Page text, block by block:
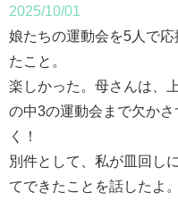
2025/10/01
娘たちの運動会を5人で
たこと。
楽しかった。母さんは、
の中3の運動会まで欠か
く！
別件として、私が皿回し
てできたことを話したよ。